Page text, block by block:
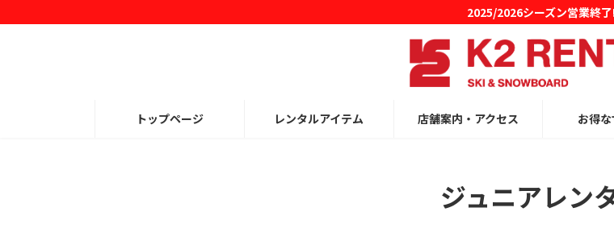
2025/2026シーズン営業終
トップページ レンタルアイテム 店舗案内・アクセス お得
ジュニアレン